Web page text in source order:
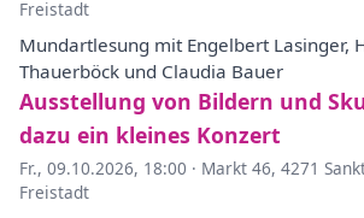
Freistadt
Mundartlesung mit Engelbert Lasinger,
Thauerböck und Claudia Bauer
Ausstellung von Bildern und
dazu ein kleines Konzert
Fr., 09.10.2026, 18:00 · Markt 46, 4271
Freistadt